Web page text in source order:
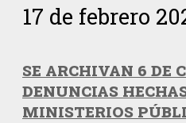
17 de febrero
SE ARCHIVAN 6 DE
DENUNCIAS
MINISTERIOS